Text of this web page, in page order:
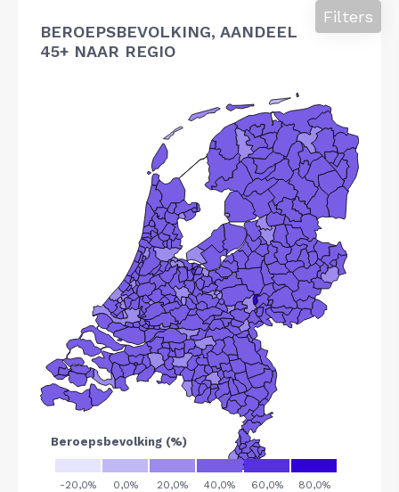
BEROEPSBEVOLKING, AANDEEL
45+ NAAR REGIO
Filters